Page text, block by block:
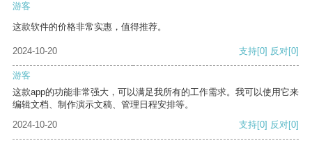
游客
这款软件的价格非常实惠，值得推荐。
2024-10-20 支持[0] 反对[0]
游客
这款app的功能非常强大，可以满足我所有的工作需求。我可以使用它来
编辑文档、制作演示文稿、管理日程安排等。
2024-10-20
支持[0] 反对[0]